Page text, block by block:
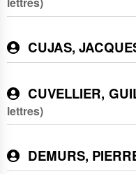
CUJAS,
CUVELLIER,
lettres)
DEMURS,